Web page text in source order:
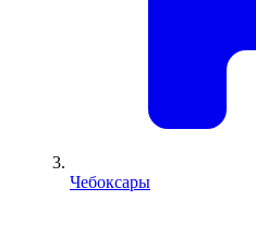
Чебоксары